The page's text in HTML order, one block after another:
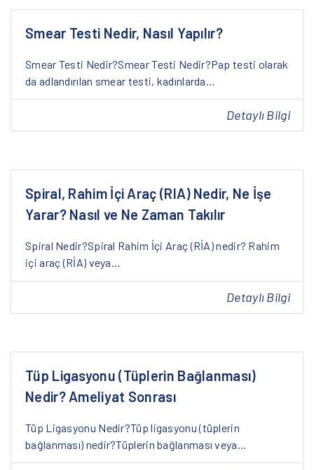
Smear Testi Nedir, Nasıl Yapılır?
Smear Testi Nedir?Smear Testi Nedir?Pap testi olarak
da adlandırılan smear testi, kadınlarda…
Detaylı Bilgi
Spiral, Rahim İçi Araç (RIA) Nedir, Ne İşe
Yarar? Nasıl ve Ne Zaman Takılır
Spiral Nedir?Spiral Rahim İçi Araç (RİA) nedir? Rahim
içi araç (RİA) veya…
Detaylı Bilgi
Tüp Ligasyonu (Tüplerin Bağlanması)
Nedir? Ameliyat Sonrası
Tüp Ligasyonu Nedir?Tüp ligasyonu (tüplerin
bağlanması) nedir?Tüplerin bağlanması veya…